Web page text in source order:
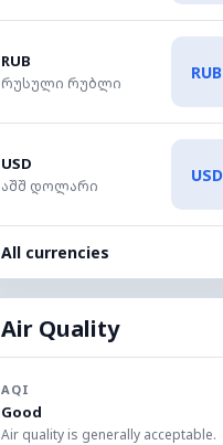
RUB
რუსული რუბლი
RUB
USD
აშშ დოლარი
USD
All currencies
Air Quality
AQI
Good
Air quality is generally acceptable.